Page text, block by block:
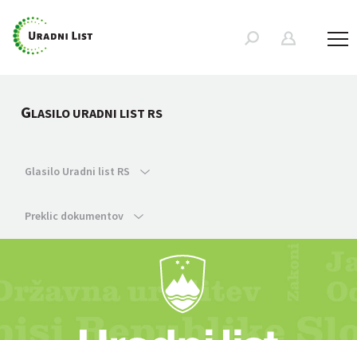
GLASILO URADNI LIST RS
Glasilo Uradni list RS
Preklic dokumentov